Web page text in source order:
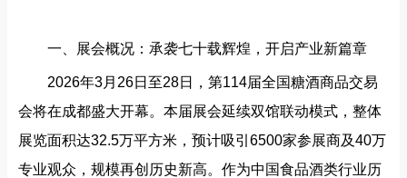
一、展会概况：承袭七十载辉煌，开启产业新篇章‌
2026年3月26日至28日，第114届全国糖酒商品交易
会将在成都盛大开幕。本届展会延续‌双馆联动‌模式，整体
展览面积达‌32.5万平方米‌，预计吸引‌6500家参展商‌及‌40万
专业观众‌，规模再创历史新高。作为中国食品酒类行业历